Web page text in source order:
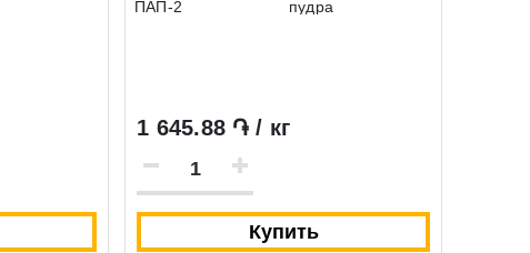
ПАП-2
пудра
1 645.88 ֏ / кг
Купить